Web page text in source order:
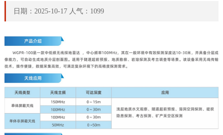
日期：2025-10-17 人气：1099